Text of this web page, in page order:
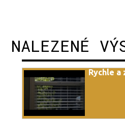
NALEZENÉ
Rychle a